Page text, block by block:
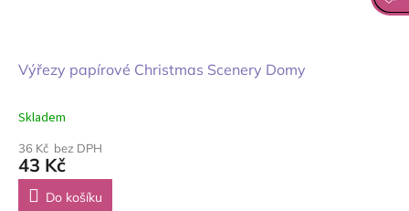
Výřezy papírové Christmas Scenery Domy
Skladem
36 Kč bez DPH
43 Kč
Do košíku